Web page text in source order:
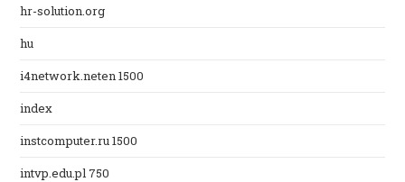
hr-solution.org
hu
i4network.neten 1500
index
instcomputer.ru 1500
intvp.edu.pl 750